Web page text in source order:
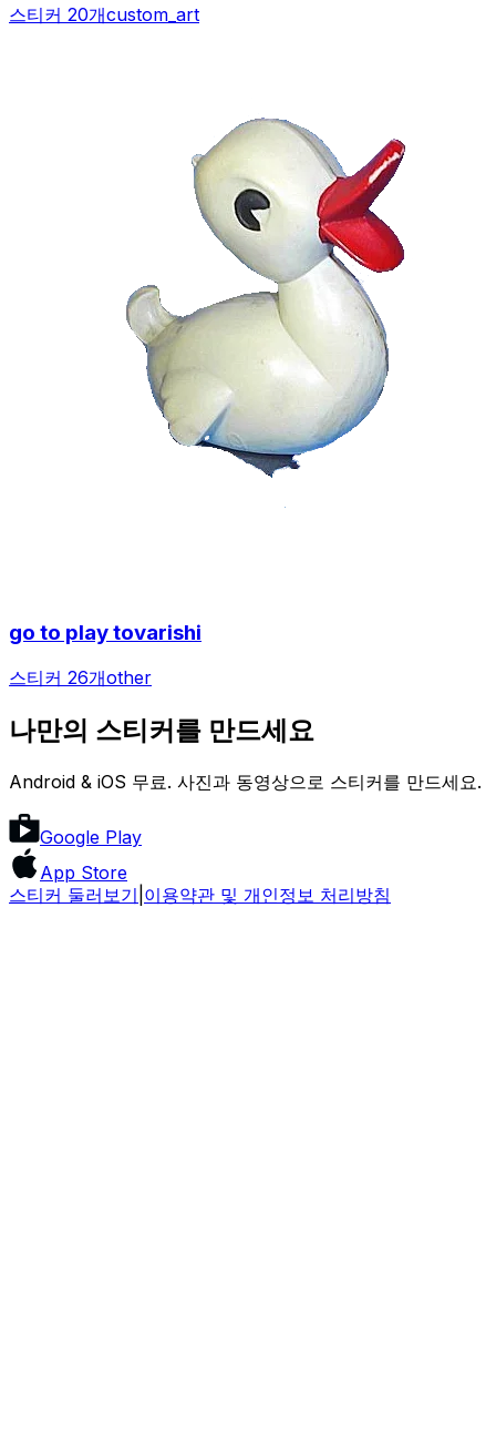
스티커 20개custom_art
go to play tovarishi
스티커 26개other
나만의 스티커를 만드세요
Android & iOS 무료. 사진과 동영상으로 스티커를 만드세요.
Google Play
App Store
스티커 둘러보기 이용약관 및 개인정보 처리방침